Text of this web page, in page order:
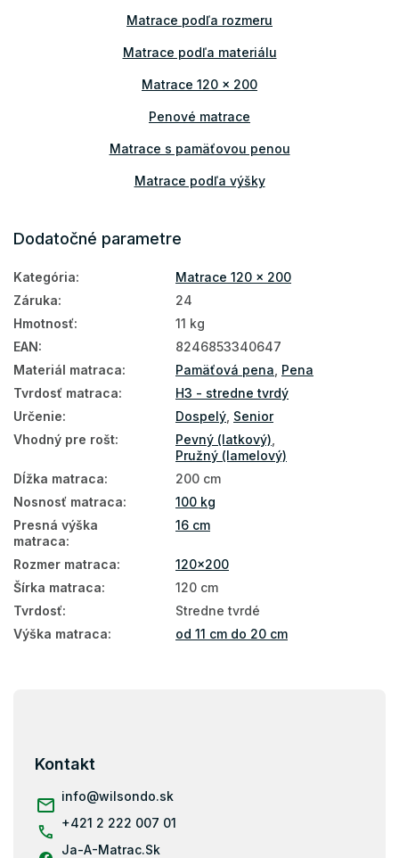
Matrace podľa rozmeru
Matrace podľa materiálu
Matrace 120 x 200
Penové matrace
Matrace s pamäťovou penou
Matrace podľa výšky
Matrace PUR pena
Obojstranné matrace
Matrace na polohovateľný rošt
Matrace podľa tvrdosti
Tvrdé matrace
Antialergické matrace
Penové matrace 120x200
Matrace tvrdosť H3
Tvrdé matrace 120x200
Tenké matrace 120x200
Dodatočné parametre
Kategória:
Matrace 120 x 200
Záruka:
24
Hmotnosť:
11 kg
EAN:
8246853340647
Materiál matraca: Pamäťová pena Pena
Tvrdosť matraca:
H3 - stredne tvrdý
Určenie: Dospelý Senior
Vhodný pre rošt: Pevný (latkový)
Pružný (lamelový)
Dĺžka matraca:
200 cm
Nosnosť matraca:
100 kg
Presná výška
matraca:
16 cm
Rozmer matraca:
120x200
Šírka matraca:
120 cm
Tvrdosť:
Stredne tvrdé
Výška matraca: od 11 cm do 20 cm
Kontakt
info@wilsondo.sk
+421 2 222 007 01
Ja-A-Matrac.Sk